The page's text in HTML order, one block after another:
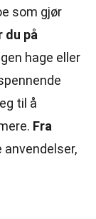
som gjør
du på
hage eller
til å
Fra
anvendelser,